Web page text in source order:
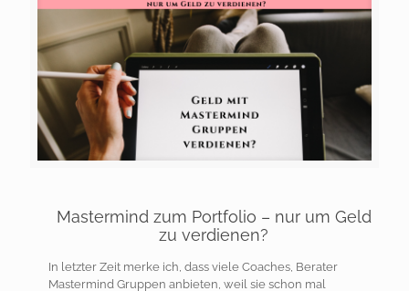
Mastermind zum Portfolio – nur um Geld
zu verdienen?
In letzter Zeit merke ich, dass viele Coaches, Berater
Mastermind Gruppen anbieten, weil sie schon mal